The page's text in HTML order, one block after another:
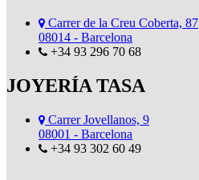
Carrer de la Creu Coberta, 87
08014 - Barcelona
+34 93 296 70 68
JOYERÍA TASA
Carrer Jovellanos, 9
08001 - Barcelona
+34 93 302 60 49